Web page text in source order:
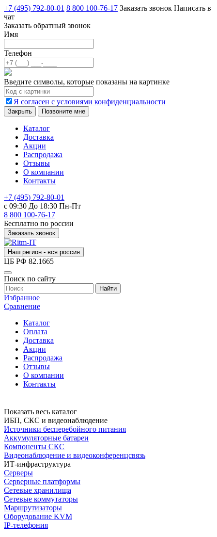
+7 (495) 792-80-01 8 800 100-76-17 Заказать звонок Написать в
чат
Заказать обратный звонок
Имя
Телефон
Введите символы, которые показаны на картинке
Я согласен с условиями конфиденциальности
Закрыть Позвоните мне
Каталог
Доставка
Акции
Распродажа
Отзывы
О компании
Контакты
+7 (495) 792-80-01
с 09:30 До 18:30 Пн-Пт
8 800 100-76-17
Бесплатно по россии
Заказать звонок
Наш регион - вся россия
ЦБ РФ 82.1665
Поиск по сайту
Найти
Избранное
Сравнение
Каталог
Оплата
Доставка
Акции
Распродажа
Отзывы
О компании
Контакты
Показать весь каталог
ИБП, СКС и видеонаблюдение
Источники бесперебойного питания
Аккумуляторные батареи
Компоненты СКС
Видеонаблюдение и видеоконференцсвязь
ИТ-инфраструктура
Серверы
Серверные платформы
Сетевые хранилища
Сетевые коммутаторы
Маршрутизаторы
Оборудование KVM
IP-телефония